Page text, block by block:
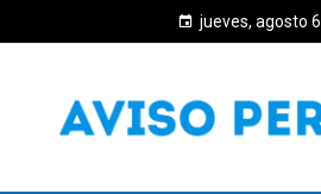
jueves, agosto 6